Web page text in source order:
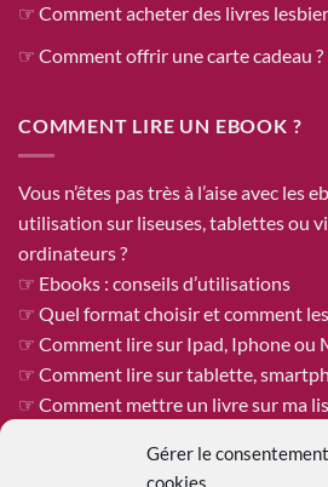
Gérer le
cookies
☞ Comment acheter des livres
☞ Comment offrir une carte cadeau ?
COMMENT LIRE UN EBOOK ?
Vous n’êtes pas très à l’aise avec les
utilisation sur liseuses, tablettes ou
ordinateurs ?
☞ Ebooks : conseils d’utilisations
☞ Quel format choisir et comment
☞ Comment lire sur Ipad, Iphone ou
☞ Comment lire sur tablette,
☞ Comment mettre un livre sur ma